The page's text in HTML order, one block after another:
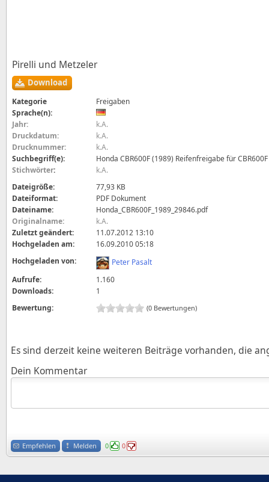
Pirelli und Metzeler
Download
Kategorie
Freigaben
Sprache(n):
Jahr:
k.A.
Druckdatum:
k.A.
Drucknummer:
k.A.
Suchbegriff(e):
Honda CBR600F (1989) Reifenfreigabe für
Stichwörter:
k.A.
Dateigröße:
77,93 KB
Dateiformat:
PDF Dokument
Dateiname:
Honda_CBR600F_1989_29846.pdf
Originalname:
k.A.
Zuletzt geändert:
11.07.2012 13:10
Hochgeladen am:
16.09.2010 05:18
Hochgeladen von:
Peter Pasalt
Aufrufe:
1.160
Downloads:
1
Bewertung:
(0 Bewertungen)
Es sind derzeit keine weiteren Beiträge vorhanden, die
Dein Kommentar
Empfehlen Melden 0 0